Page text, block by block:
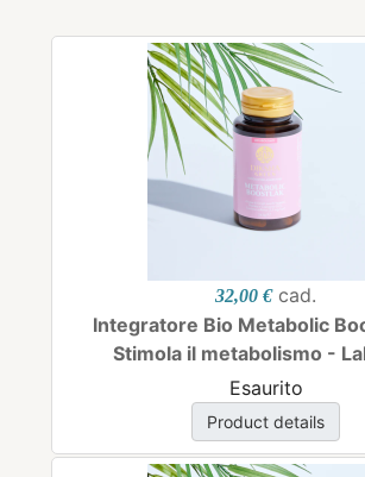
32,00 € cad.
Integratore Bio Metabolic
Stimola il metabolismo -
Esaurito
Product details